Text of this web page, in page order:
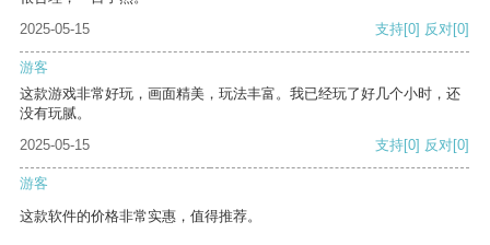
2025-05-15
支持[0] 反对[0]
游客
这款游戏非常好玩，画面精美，玩法丰富。我已经玩了好几个小时，还
没有玩腻。
2025-05-15
支持[0] 反对[0]
游客
这款软件的价格非常实惠，值得推荐。